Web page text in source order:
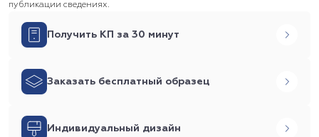
публикации сведениях.
Получить КП за 30 минут
Заказать бесплатный образец
Индивидуальный дизайн